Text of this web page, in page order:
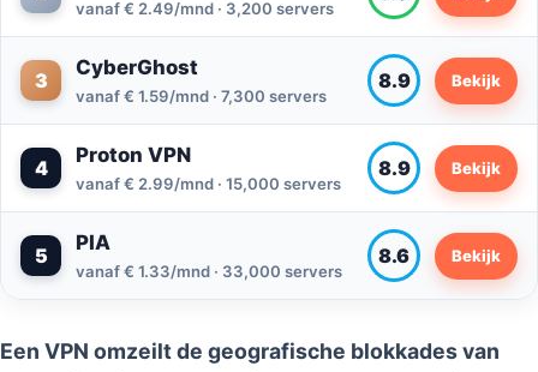
vanaf € 2.49/mnd · 3,200 servers
3
CyberGhost
vanaf € 1.59/mnd · 7,300 servers
8.9 Bekijk
4
Proton VPN
vanaf € 2.99/mnd · 15,000 servers
8.9 Bekijk
5
PIA
vanaf € 1.33/mnd · 33,000 servers
8.6 Bekijk
Een VPN omzeilt de geografische blokkades van